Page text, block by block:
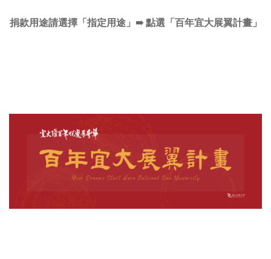
捐款用途請選擇「指定用途」➠ 點選「百年宜大展翼計畫」